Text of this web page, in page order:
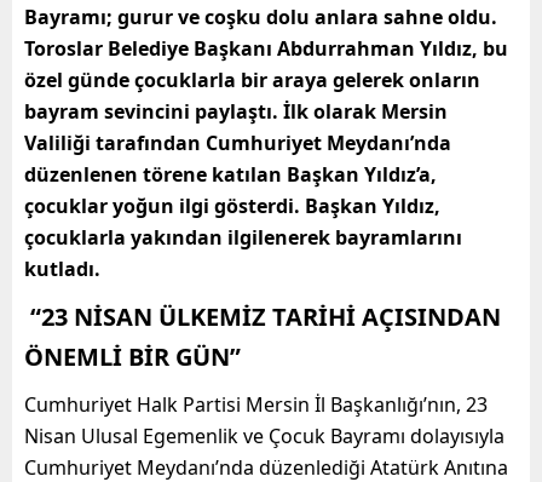
Bayramı; gurur ve coşku dolu anlara sahne oldu.
Toroslar Belediye Başkanı Abdurrahman Yıldız, bu
özel günde çocuklarla bir araya gelerek onların
bayram sevincini paylaştı. İlk olarak Mersin
Valiliği tarafından Cumhuriyet Meydanı’nda
düzenlenen törene katılan Başkan Yıldız’a,
çocuklar yoğun ilgi gösterdi. Başkan Yıldız,
çocuklarla yakından ilgilenerek bayramlarını
kutladı.
“23 NİSAN ÜLKEMİZ TARİHİ AÇISINDAN
ÖNEMLİ BİR GÜN”
Cumhuriyet Halk Partisi Mersin İl Başkanlığı’nın, 23
Nisan Ulusal Egemenlik ve Çocuk Bayramı dolayısıyla
Cumhuriyet Meydanı’nda düzenlediği Atatürk Anıtına